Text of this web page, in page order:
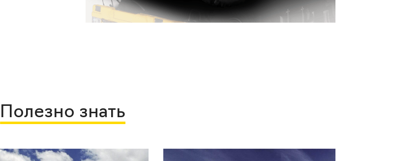
Полезно знать